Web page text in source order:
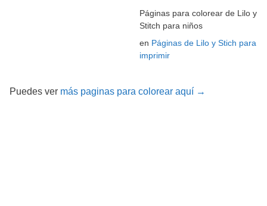
Páginas para colorear de Lilo y
Stitch para niños
en Páginas de Lilo y Stich para
imprimir
Puedes ver más paginas para colorear aquí →